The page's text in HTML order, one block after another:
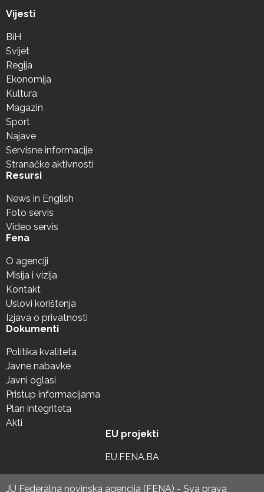
Vijesti
BiH
Svijet
Regija
Ekonomija
Kultura
Magazin
Sport
Najave
Servisne informacije
Stranačke aktivnosti
Resursi
News in English
Foto servis
Video servis
Fena
O agenciji
Misija i vizija
Kontakt
Uslovi korištenja
Izjava o privatnosti
Dokumenti
Politika kvaliteta
Javne nabavke
Javni oglasi
Pristup informacijama
Plan integriteta
Akti
EU projekti
EU.FENA.BA
JU Federalna novinska agencija (FENA) - Sva prava